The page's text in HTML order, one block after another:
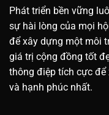
Phát triển bền vững
sự hài lòng của mọi
để xây dựng một môi
giá trị cộng đồng tốt
thông điệp tích cực
và hạnh phúc nhất.